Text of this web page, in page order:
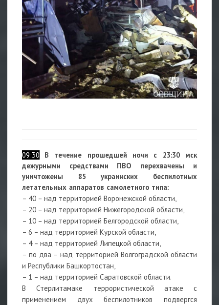
09:30
В течение прошедшей ночи с 23:30 мск
дежурными средствами ПВО перехвачены и
уничтожены 85 украинских беспилотных
летательных аппаратов самолетного типа:
– 40 – над территорией Воронежской области,
– 20 – над территорией Нижегородской области,
– 10 – над территорией Белгородской области,
– 6 – над территорией Курской области,
– 4 – над территорией Липецкой области,
– по два – над территорией Волгоградской области
и Республики Башкортостан,
– 1 – над территорией Саратовской области.
В Стерлитамаке террористической атаке с
применением двух беспилотников подвергся